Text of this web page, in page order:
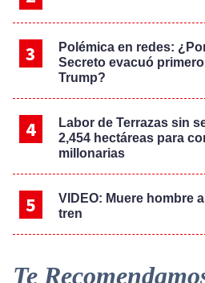
Polémica en redes:
Secreto evacuó
Trump?
Labor de Terrazas sin
2,454 hectáreas para
millonarias
VIDEO: Muere hombre
tren
Te